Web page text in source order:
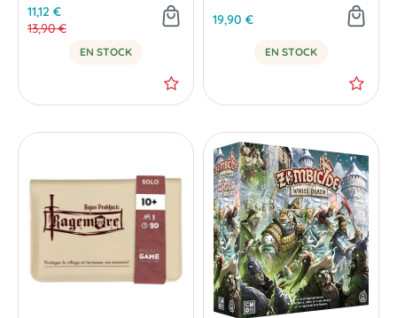
11,12 €
13,90 €
EN STOCK
19,90 €
EN STOCK